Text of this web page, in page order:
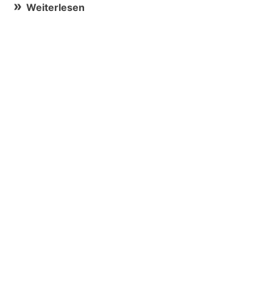
Weiterlesen